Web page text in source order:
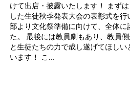
けて出店・披露いたします！ まず
した生徒秋季発表大会の表彰式を
部より文化祭準備に向けて、全体に
た。 最後には教員劇もあり、教員
と生徒たちの力で成し遂げてほし
います！ こ...